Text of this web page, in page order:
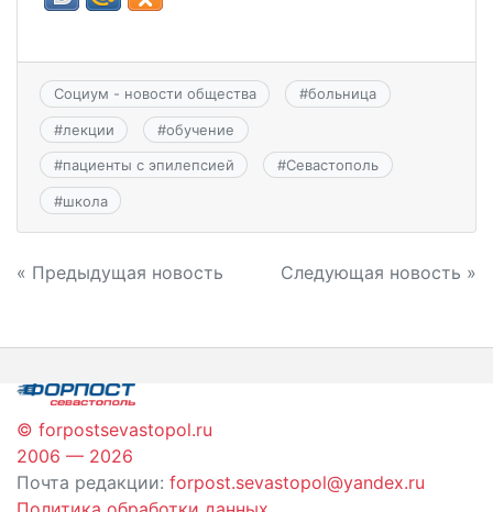
Социум - новости общества #больница
#лекции #обучение
#пациенты с эпилепсией #Севастополь
#школа
Навигация
записям
« Предыдущая новость Следующая новость »
© forpostsevastopol.ru
2006 — 2026
Почта редакции: forpost.sevastopol@yandex.ru